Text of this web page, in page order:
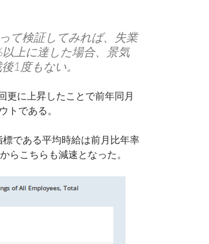
て検証してみれば、失業
上に達した場合、景気
1度もない。
更に上昇したことで前年同月
トである。
である平均時給は前月比年率
らこちらも減速となった。